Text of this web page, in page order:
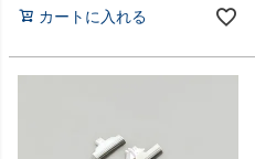
カートに入れる